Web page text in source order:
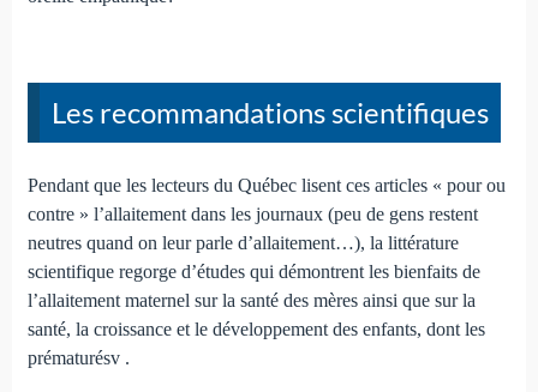
Les recommandations scientifiques
Pendant que les lecteurs du Québec lisent ces articles « pour ou
contre » l’allaitement dans les journaux (peu de gens restent
neutres quand on leur parle d’allaitement…), la littérature
scientifique regorge d’études qui démontrent les bienfaits de
l’allaitement maternel sur la santé des mères ainsi que sur la
santé, la croissance et le développement des enfants, dont les
prématurésv .